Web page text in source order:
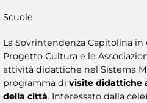
Scuole
La Sovrintendenza Capitolina
Progetto Cultura e le
attività didattiche nel Sistema
programma di visite didattiche
della città. Interessato dalla